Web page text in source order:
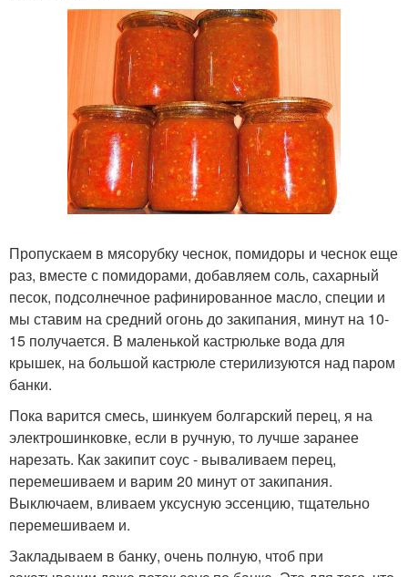
Пропускаем в мясорубку чеснок, помидоры и чеснок еще
раз, вместе с помидорами, добавляем соль, сахарный
песок, подсолнечное рафинированное масло, специи и
мы ставим на средний огонь до закипания, минут на 10-
15 получается. В маленькой кастрюльке вода для
крышек, на большой кастрюле стерилизуются над паром
банки.
Пока варится смесь, шинкуем болгарский перец, я на
электрошинковке, если в ручную, то лучше заранее
нарезать. Как закипит соус - вываливаем перец,
перемешиваем и варим 20 минут от закипания.
Выключаем, вливаем уксусную эссенцию, тщательно
перемешиваем и.
Закладываем в банку, очень полную, чтоб при